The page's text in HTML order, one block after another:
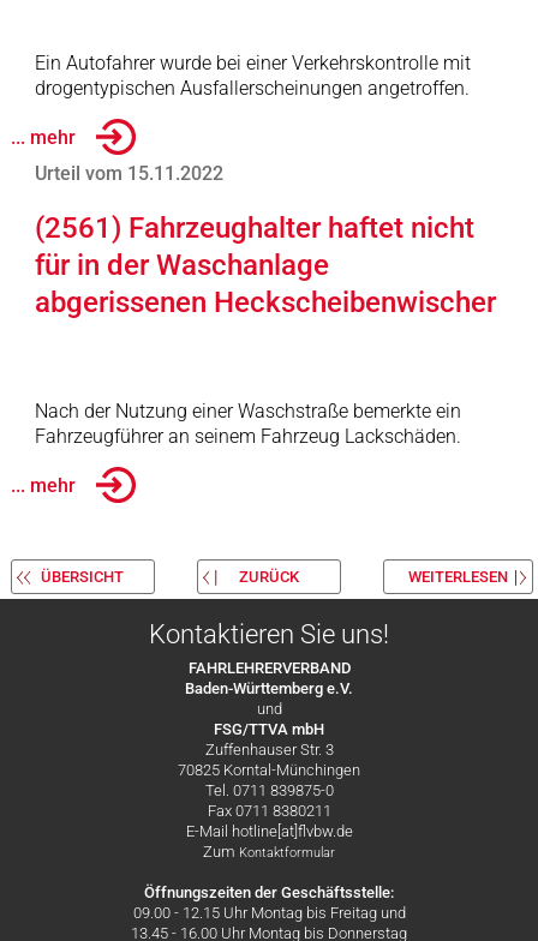
Ein Autofahrer wurde bei einer Verkehrskontrolle mit
drogentypischen Ausfallerscheinungen angetroffen.
... mehr
Urteil vom 15.11.2022
(2561) Fahrzeughalter haftet nicht
für in der Waschanlage
abgerissenen Heckscheibenwischer
Nach der Nutzung einer Waschstraße bemerkte ein
Fahrzeugführer an seinem Fahrzeug Lackschäden.
... mehr
ÜBERSICHT ZURÜCK WEITERLESEN
Kontaktieren Sie uns!
FAHRLEHRERVERBAND
Baden-Württemberg e.V.
und
FSG/TTVA mbH
Zuffenhauser Str. 3
70825 Korntal-Münchingen
Tel. 0711 839875-0
Fax 0711 8380211
E-Mail hotline[at]flvbw.de
Zum Kontaktformular
Öffnungszeiten der Geschäftsstelle:
09.00 - 12.15 Uhr Montag bis Freitag und
13.45 - 16.00 Uhr Montag bis Donnerstag